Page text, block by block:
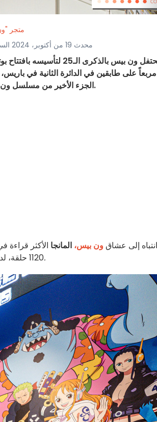
متجر
· صور بواسطة My de Sortiraparis · محدث 19 من أكتوبر، 2024 الساعة 10:31صباحًا
مربعاً على طابقين في الدائرة الثانية في
الجزء الأخير من مسلسل ون بيس. لقد قمنا بزيارة هذا البوتيك الزائل، ونود أن نأخذك في رحلة استكشافية.
انتباه إلى عشاقون بيس، المانجا الأكثر قراءة
1120 حلقة، لدينا مفاجأة كبيرة في.